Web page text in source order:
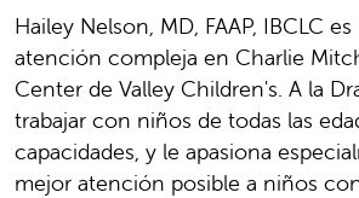
Hailey Nelson, MD, FAAP, IBCLC
atención compleja en Charlie
Center de Valley Children's. A la
trabajar con niños de todas las
capacidades, y le apasiona
mejor atención posible a niños